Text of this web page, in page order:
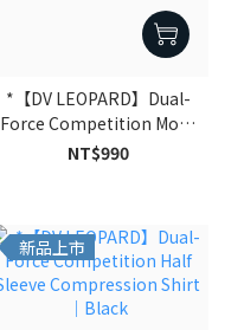
*【DV LEOPARD】Dual-
Force Competition Mock
Neck Long Sleeve
NT$990
新品上市